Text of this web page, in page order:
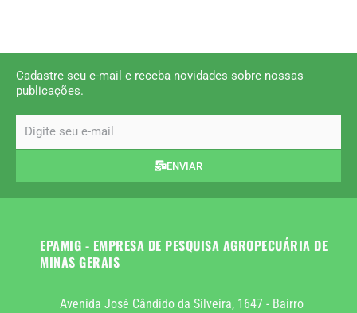
Cadastre seu e-mail e receba novidades sobre nossas
publicações.
ENVIAR
EPAMIG - EMPRESA DE PESQUISA AGROPECUÁRIA DE
MINAS GERAIS
Avenida José Cândido da Silveira, 1647 - Bairro